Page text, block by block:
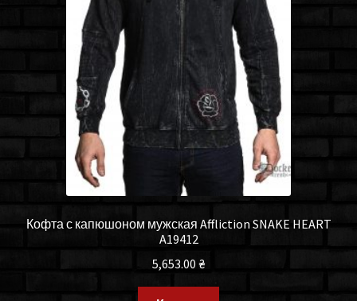
Кофта с капюшоном мужская Affliction SNAKE HEART
A19412
5,653.00 ₴